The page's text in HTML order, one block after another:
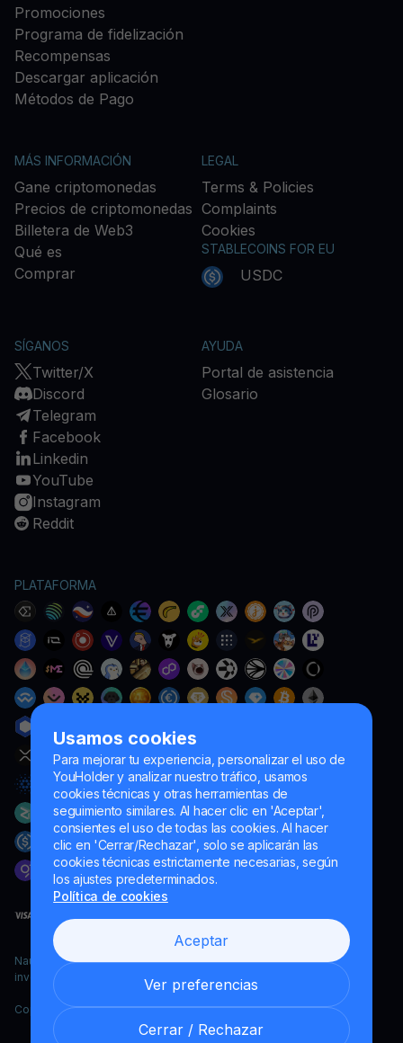
Usamos cookies
Para mejorar tu experiencia, personalizar el uso de
YouHolder y analizar nuestro tráfico, usamos
cookies técnicas y otras herramientas de
seguimiento similares. Al hacer clic en 'Aceptar',
consientes el uso de todas las cookies. Al hacer
clic en 'Cerrar/Rechazar', solo se aplicarán las
cookies técnicas estrictamente necesarias, según
los ajustes predeterminados.
Política de cookies
Aceptar
Ver preferencias
Cerrar / Rechazar
Promociones
Programa de fidelización
Recompensas
Descargar aplicación
Métodos de Pago
MÁS INFORMACIÓN
Gane criptomonedas
Precios de criptomonedas
Billetera de Web3
Qué es
Comprar
LEGAL
Terms & Policies
Complaints
Cookies
STABLECOINS FOR EU
USDC
SÍGANOS
Twitter/X
Discord
Telegram
Facebook
Linkedin
YouTube
Instagram
Reddit
AYUDA
Portal de asistencia
Glosario
PLATAFORMA
Naumard LTD. – únicamente para fines de desarrollo informático,
investigación y marketing
Copyright YouHodler, 2026.